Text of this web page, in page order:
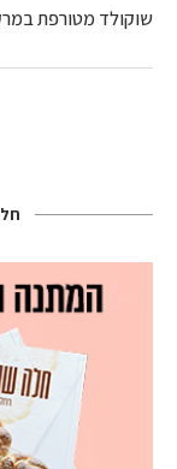
שוקולד מטורפת